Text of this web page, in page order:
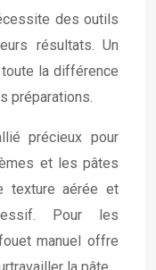
des outils
résultats. Un
la différence
préparations.
précieux pour
et les pâtes
texture aérée et
Pour les
manuel offre